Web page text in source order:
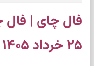
فال چای | فال
۲۵ خرداد ۱۴۰۵